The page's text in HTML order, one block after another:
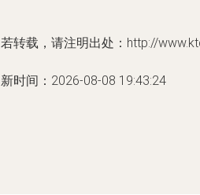
转载，请注明出处：http://
时间：2026-08-08 19:43:24